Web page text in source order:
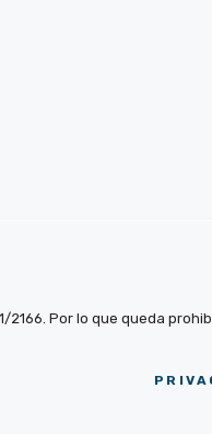
Por lo que queda